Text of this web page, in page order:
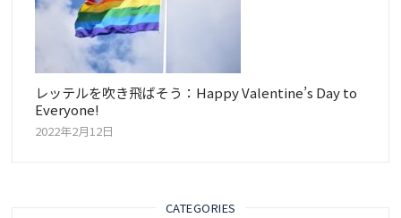
レッテルを吹き飛ばそう：Happy Valentine’s Day to
Everyone!
2022年2月12日
CATEGORIES